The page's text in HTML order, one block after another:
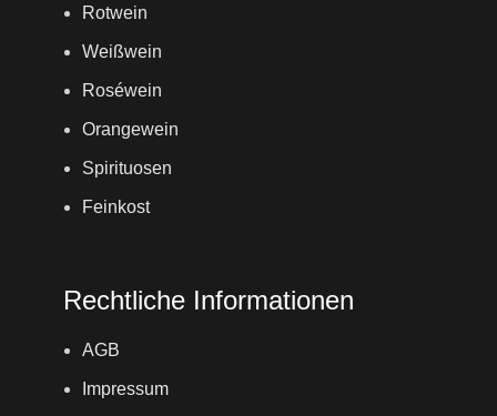
Rotwein
Weißwein
Roséwein
Orangewein
Spirituosen
Feinkost
Rechtliche Informationen
AGB
Impressum